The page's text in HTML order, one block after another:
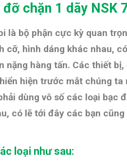
chặn 1 dãy NSK
là bộ phận cực kỳ quan
cỡ, hình dáng khác nhau,
nặng hàng tấn. Các thiết
hiện trước mắt chúng
dùng vô số các loại bạc
có lẽ tới đây các bạn
loại như sau: